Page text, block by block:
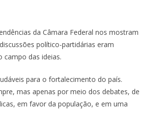
da Câmara Federal nos mostram
político-partidárias eram
campo das ideias.
para o fortalecimento do país.
mas apenas por meio dos debates, de
em favor da população, e em uma